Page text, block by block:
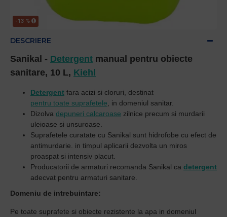
-13 %
DESCRIERE
Sanikal - Detergent manual pentru obiecte
sanitare, 10 L, Kiehl
Detergent fara acizi si cloruri, destinat
pentru toate suprafetele , in domeniul sanitar.
Dizolva depuneri calcaroase zilnice precum si murdarii
uleioase si unsuroase.
Suprafetele curatate cu Sanikal sunt hidrofobe cu efect de
antimurdarie. in timpul aplicarii dezvolta un miros
proaspat si intensiv placut.
Producatorii de armaturi recomanda Sanikal ca detergent
adecvat pentru armaturi sanitare.
Domeniu de intrebuintare:
Pe toate suprafete si obiecte rezistente la apa in domeniul